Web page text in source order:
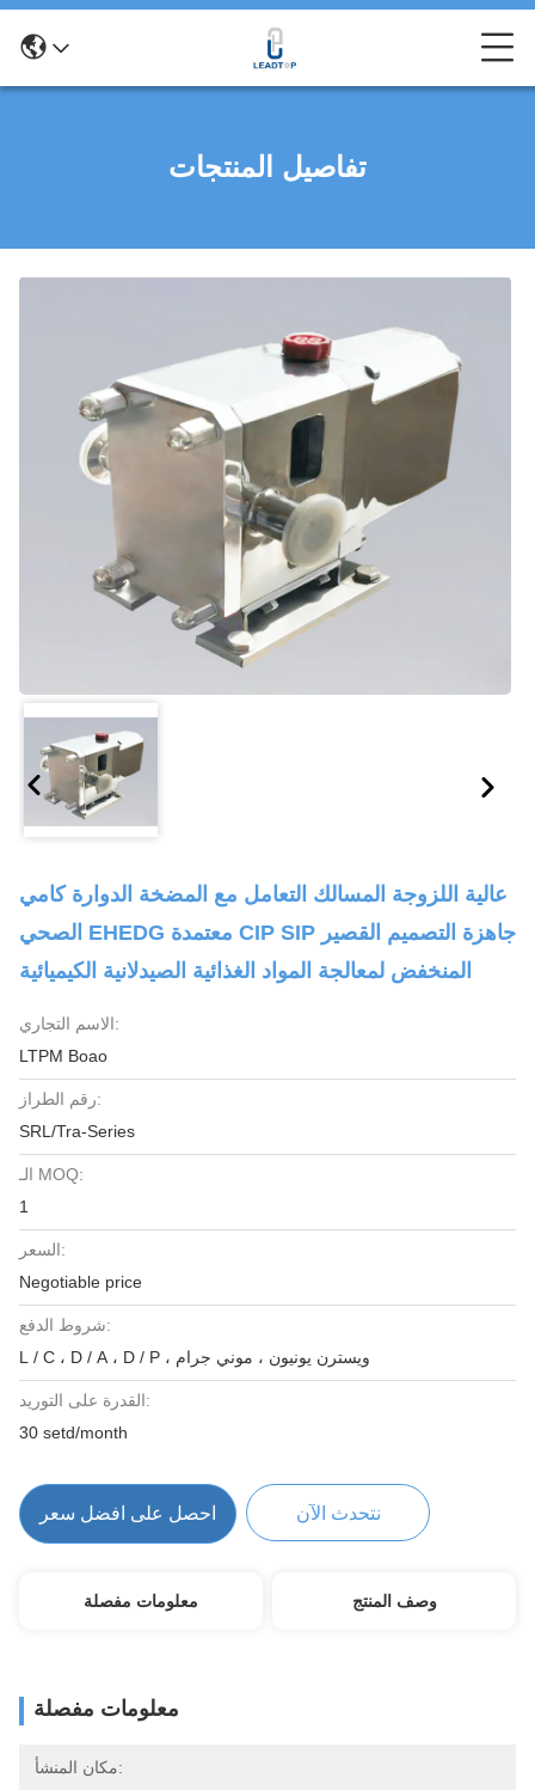
تفاصيل المنتجات
عالية اللزوجة المسالك التعامل مع المضخة الدوارة كامي
الصحي EHEDG معتمدة CIP SIP جاهزة التصميم القصير
المنخفض لمعالجة المواد الغذائية الصيدلانية الكيميائية
الاسم التجاري:
LTPM Boao
رقم الطراز:
SRL/Tra-Series
الـ MOQ:
1
السعر:
Negotiable price
شروط الدفع:
L / C ، D / A ، D / P ، ويسترن يونيون ، موني جرام
القدرة على التوريد:
30 setd/month
احصل على افضل سعر نتحدث الآن
معلومات مفصلة وصف المنتج
معلومات مفصلة
مكان المنشأ: